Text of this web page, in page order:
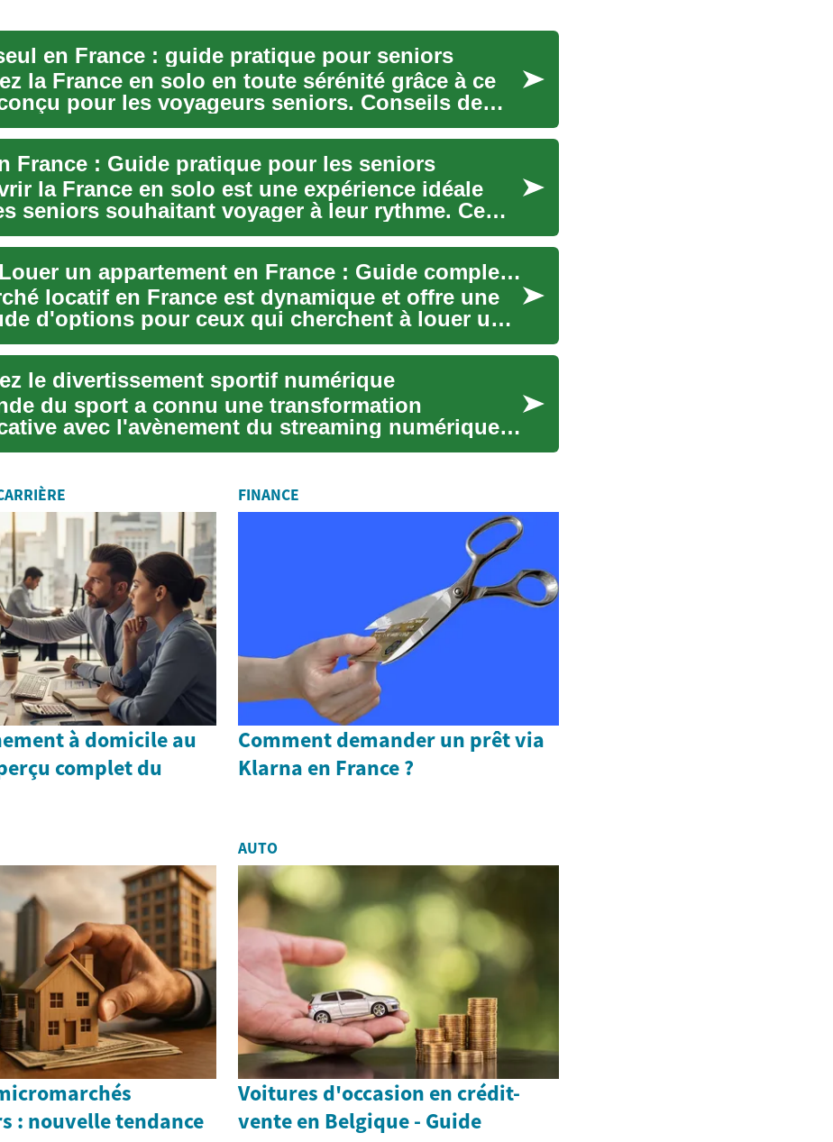
en France : guide pratique pour seniors
la France en solo en toute sérénité grâce à ce
pour les voyageurs seniors. Conseils de
France : Guide pratique pour les seniors
la France en solo est une expérience idéale
seniors souhaitant voyager à leur rythme. Ce
Titre : Louer un appartement en France : Guide complet pour trouver votre chez-vous
locatif en France est dynamique et offre une
d'options pour ceux qui cherchent à louer un
le divertissement sportif numérique
du sport a connu une transformation
avec l'avènement du streaming numérique.
n'ont pl...
à domicile au
complet du
FINANCE
Comment demander un prêt via
Klarna en France ?
: nouvelle tendance
AUTO
Voitures d'occasion en crédit-
vente en Belgique - Guide